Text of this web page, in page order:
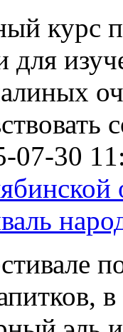
курс
для
07-30